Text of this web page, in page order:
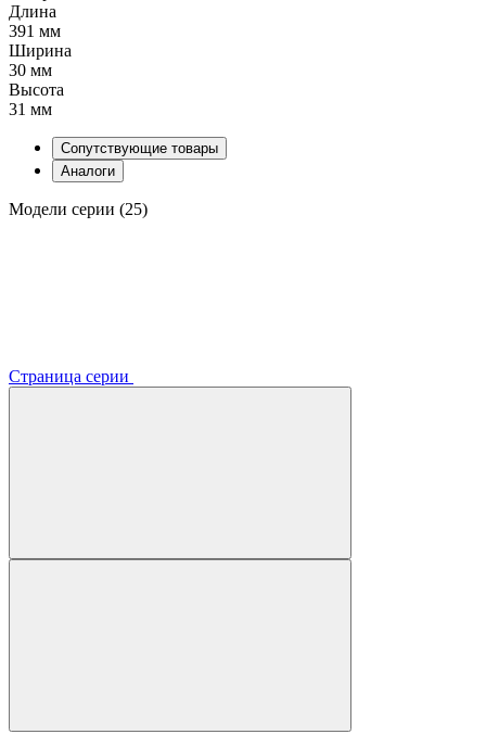
Длина
391 мм
Ширина
30 мм
Высота
31 мм
Сопутствующие товары
Аналоги
Модели серии (25)
Страница серии